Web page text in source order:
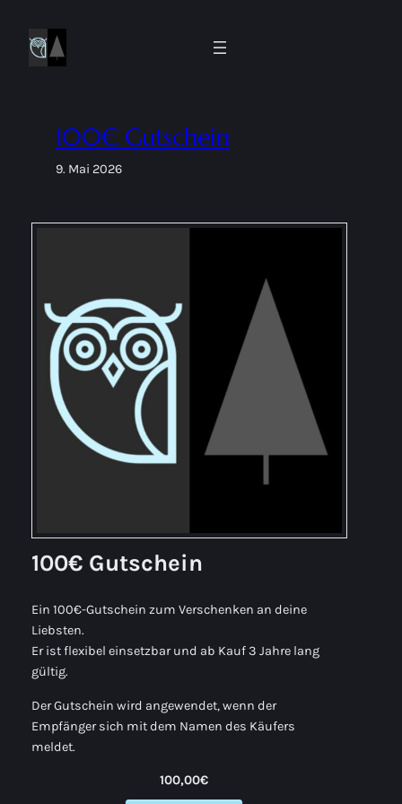
Inhalt
springen
100€ Gutschein
9. Mai 2026
100€ Gutschein
Ein 100€-Gutschein zum Verschenken an deine
Liebsten.
Er ist flexibel einsetzbar und ab Kauf 3 Jahre lang
gültig.
Der Gutschein wird angewendet, wenn der
Empfänger sich mit dem Namen des Käufers
meldet.
100,00€